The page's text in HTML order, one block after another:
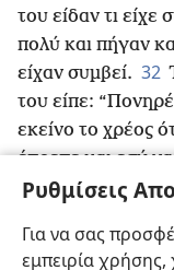
Ρυθμίσεις
Για να σας
εμπειρία
του είδαν τι
πολύ και πήγαν
είχαν συμβεί. 32
του είπε:
εκείνο το χρέος
έπρεπε και εσύ
όπως σου έδειξα
όλα όσα